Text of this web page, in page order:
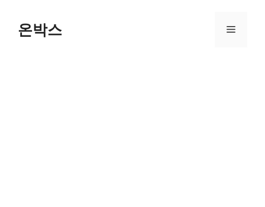
content온박스 Menu